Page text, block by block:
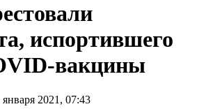
испортившего
вакцины
2021, 07:43